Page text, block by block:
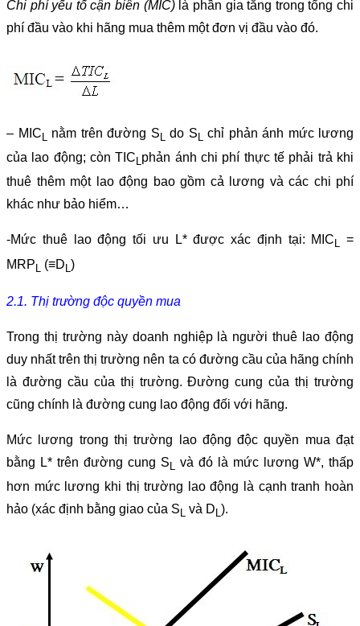
Chi phí yếu tố cận biên (MIC) là phần gia tăng trong tổng chi
phí đầu vào khi hãng mua thêm một đơn vị đầu vào đó.
– MIC L nằm trên đường S L do S L chỉ phản ánh mức lương
của lao động; còn TIC Lphản ánh chi phí thực tế phải trả khi
thuê thêm một lao động bao gồm cả lương và các chi phí
khác như bảo hiểm…
-Mức thuê lao động tối ưu L* được xác định tại: MIC L =
MRPL (≡DL )
2.1. Thị trường độc quyền mua
Trong thị trường này doanh nghiệp là người thuê lao động
duy nhất trên thị trường nên ta có đường cầu của hãng chính
là đường cầu của thị trường. Đường cung của thị trường
cũng chính là đường cung lao động đối với hãng.
Mức lương trong thị trường lao động độc quyền mua đạt
bằng L* trên đường cung S
và đó là mức lương W*, thấp
hơn mức lương khi thị trường lao động là cạnh tranh hoàn
hảo (xác định bằng giao của S L và D L).